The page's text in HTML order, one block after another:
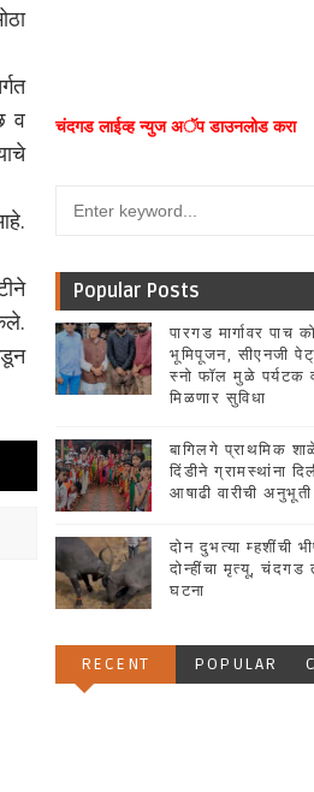
व
चंदगड लाईव्ह न्युज अॅप डाउनलोड करा
Popular Posts
पारगड मार्गावर पाच
भूमिपूजन, सीएनजी
स्नो फॉल मुळे पर्यटक
मिळणार सुविधा
बागिलगे प्राथमिक
दिंडीने ग्रामस्थांना
आषाढी वारीची अनुभूती
दोन दुभत्या म्हशींची
दोन्हींचा मृत्यू, चंदगड
घटना
RECENT POPULAR